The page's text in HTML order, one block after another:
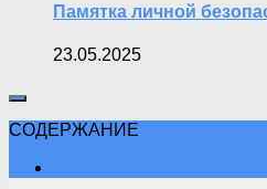
Памятка личной
23.05.2025
СОДЕРЖАНИЕ